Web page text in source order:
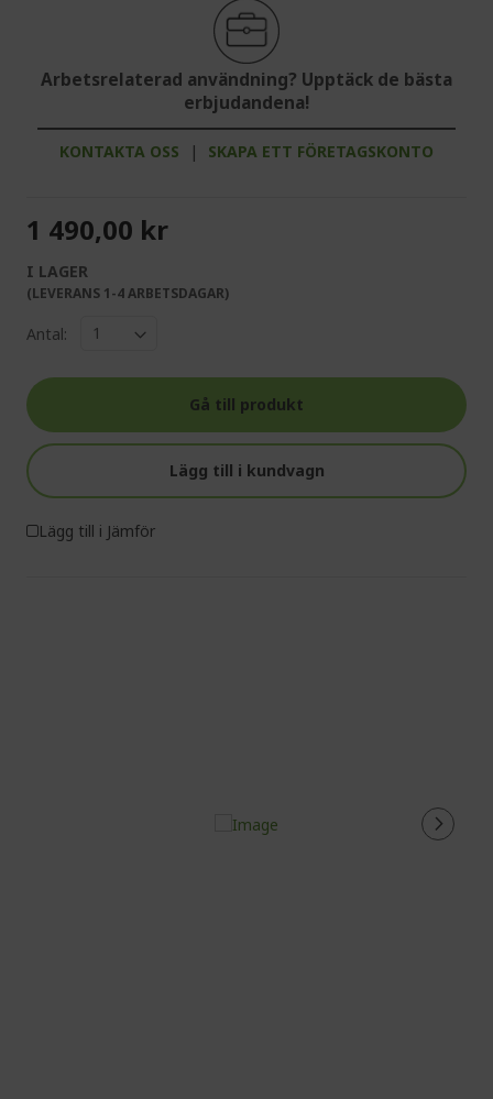
Arbetsrelaterad användning? Upptäck de bästa
erbjudandena!
KONTAKTA OSS | SKAPA ETT FÖRETAGSKONTO
1 490,00 kr
I LAGER
(LEVERANS 1-4 ARBETSDAGAR)
Antal:
Gå till produkt
Lägg till i kundvagn
Lägg till i Jämför